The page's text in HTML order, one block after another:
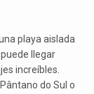
playa aislada
llegar
increíbles.
do Sul o